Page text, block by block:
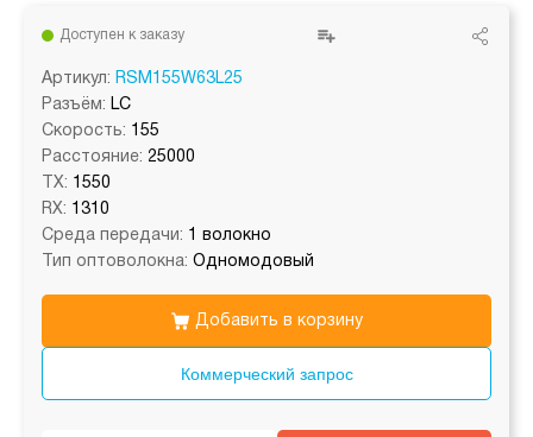
Доступен к заказу
Артикул: RSM155W63L25
Разъём: LC
Скорость: 155
Расстояние: 25000
TX: 1550
RX: 1310
Среда передачи: 1 волокно
Тип оптоволокна: Одномодовый
Коммерческий запрос
Добавить в корзину